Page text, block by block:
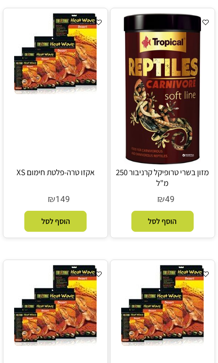
מזון בשרי טרופיקל קרניבור 250
מ"ל
₪49
הוסף לסל
אקזו טרה-פלטת חימום XS
₪149
הוסף לסל